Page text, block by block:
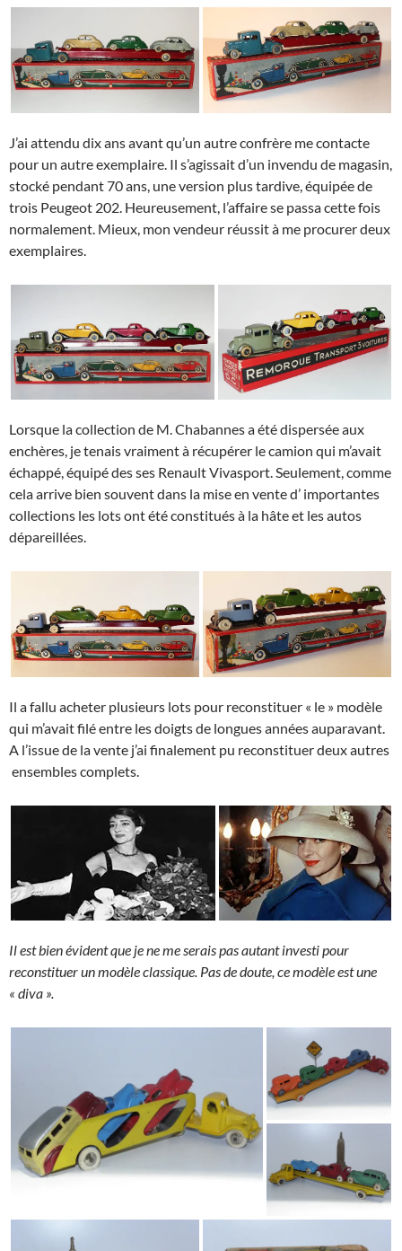
J’ai attendu dix ans avant qu’un autre confrère me contacte
pour un autre exemplaire. Il s’agissait d’un invendu de magasin,
stocké pendant 70 ans, une version plus tardive, équipée de
trois Peugeot 202. Heureusement, l’affaire se passa cette fois
normalement. Mieux, mon vendeur réussit à me procurer deux
exemplaires.
Lorsque la collection de M. Chabannes a été dispersée aux
enchères, je tenais vraiment à récupérer le camion qui m’avait
échappé, équipé des ses Renault Vivasport. Seulement, comme
cela arrive bien souvent dans la mise en vente d’ importantes
collections les lots ont été constitués à la hâte et les autos
dépareillées.
Il a fallu acheter plusieurs lots pour reconstituer « le » modèle
qui m’avait filé entre les doigts de longues années auparavant.
A l’issue de la vente j’ai finalement pu reconstituer deux autres
ensembles complets.
Il est bien évident que je ne me serais pas autant investi pour
reconstituer un modèle classique. Pas de doute, ce modèle est une
« diva ».